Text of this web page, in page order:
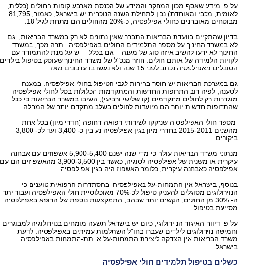
על פי מידע שאסף מכון המחקר והמידע של הכנסת מארבע קופות החולים (כללית,
לאומית, מכבי ומאוחדת) נכון לתחילת השנה הנוכחית יש בישראל, כאמור, 81,795
מבוטחים מאובחנים כחולי אפילפסיה, כ-20% מהחולים הם מתחת לגיל 18.
בדיון שהתקיים בוועדת הבריאות התברר שאין נתונים לא רק במשרד הבריאות, וגם
לא במשרד החינוך על מספר התלמידים החולים באפילפסיה. יתרה מכך, במשרד
החינוך לא ידעו להשיב איזה סוג של מענה – אם בכלל – יש על מנת להתמודד עם
לקויות הלמידה של אותם חולים. חוזר מנכ"ל של משרד החינוך שעוסק בטיפול בילדים
הסובלים מאפילפסיה נכתב לפני 15 שנה ולא נעשו בו עדכונים מאז.
גם במערכת הבריאות יש חוסר בהירות לגבי הטיפול בחולי אפילפסיה. במענה
לטענה, לפיה רוב התרופות החדשות והמתקדמות הכלולות בסל לחולי אפילפסיה
מוגדרות רק לחולים מתקדמים (קו שלישי ורביעי), השיבו במשרד הבריאות כי ככל
שהתרופות חדשות יותר הם מיועדות לחולים בשלב מתקדם יותר של המחלה.
מספר חולי האפילפסיה שנזקקו לשירותי רפואה דחופה (חדרי מיון) בכל אחת
מהשנים 2015-2011 בחדרי מיון בגין אפילפסיה נע בין כ- 3,400 ועד לכ- 3,800
ביקורים.
מנתוני משרד הבריאות עולה כי מדי שנה ישנם 5,900-5,400 אשפוזים עם אבחנה
עיקרית או משנית של אפילפסיה לסוגיה, כאשר בין 3,900-3,500 מהאשפוזים הם עם
אפילפסיה כאבחנה עיקרית, כלומר האשפוז היה בגין אפילפסיה.
בנוסף, בישראל אין התמחות-על באפילפסיה. בהסתדרות הרפואית טוענים כי
הנוירולוגים מסוגלים להעניק טיפול לכ-70% מאוכלוסיית חולי האפילפסיה ועבור יתר
ה- 30% מן החולים, הקשים יותר שבהם, התמקצעות נוספת של הרופא באפילפסיה
מסייעת בטיפול.
על פי דיווח האיגוד הנוירולוגי, כיום יש בישראל תשעה מומחים בנוירולוגיה למבוגרים
וחמישה נוירולוגים לילדים שעברו בחו"ל השתלמות עמיתים באפילפסיה. לדעת
משרד הבריאות אין הצדקה ליצירת התמחות-על או תת-התמחות באפילפסיה
בישראל.
כשלים בטיפול תלמידים חולי אפילפסיה